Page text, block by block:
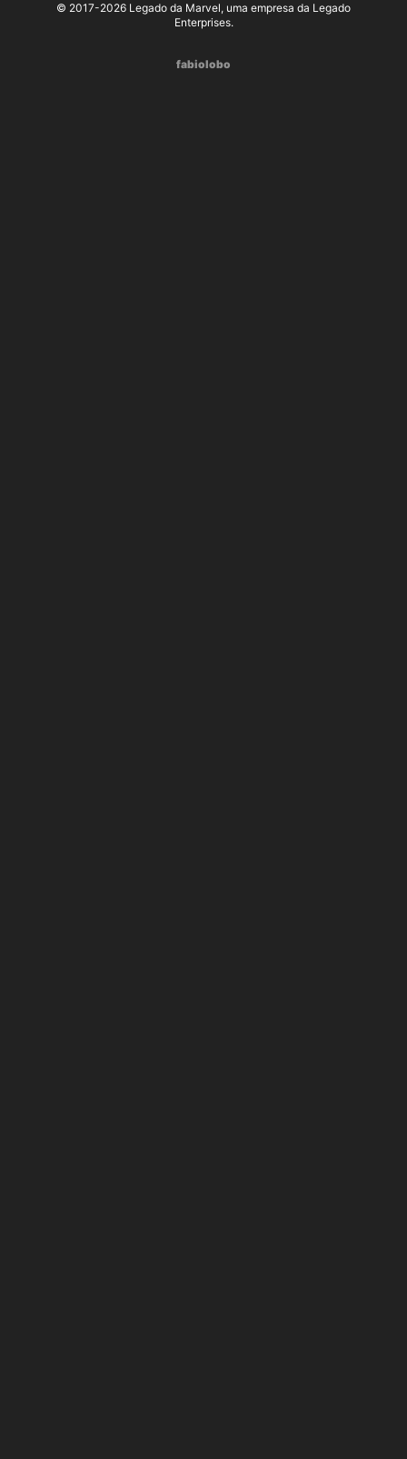
© 2017-2026 Legado da Marvel, uma empresa da Legado
Enterprises.
fabiolobo